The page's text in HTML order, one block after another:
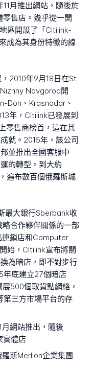
月推出網站，隨後於
售店。幾乎從一開
區開設了「Citilink-
成為其身份特徵的線
2010年9月18日在St.
Novgorod開
Don、Krasnodar、
年，Citilink已發展到
零售商榜首，這在其
就。2015年，該公司
並推出全國客服中
的轉型。到大約
遍布數百個俄羅斯城
最大銀行Sberbank收
合作夥伴關係的一部
鎖店和Computer
始，Citilink宣布將關
為暗店，即不對步行
年底建立27個暗店
500個取貨點網絡，
三方市場平台的存
月網站推出，隨後
實體店
斯Merlion企業集團